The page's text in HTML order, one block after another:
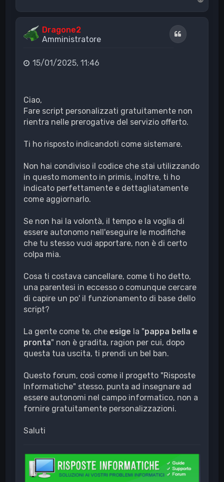
o
p
Dragone2
Amministratore
Cita
15/01/2025, 11:46
Ciao,
Fare script personalizzati gratuitamente non
rientra nelle prerogative del servizio offerto.
Ti ho risposto indicandoti come sistemare.
Non hai condiviso il codice che stai utilizzando
in questo momento in primis, inoltre, ti ho
indicato perfettamente e dettagliatamente
come aggiornarlo.
Se non hai la volontà, il tempo e la voglia di
essere autonomo nell'eseguire le modifiche
che tu stesso vuoi apportare, non è di certo
colpa mia.
Cosa ti costava cancellare, come ti ho detto,
una parentesi in eccesso o comunque cercare
di capire un po' il funzionamento di base dello
script?
La gente come te, che esige la "pappa bella e
pronta" non è gradita, ragion per cui, dopo
questa tua uscita, ti prendi un bel ban.
Questo forum, così come il progetto "Risposte
Informatiche" stesso, punta ad insegnare ad
essere autonomi nel campo informatico, non a
fornire gratuitamente personalizzazioni.
Saluti